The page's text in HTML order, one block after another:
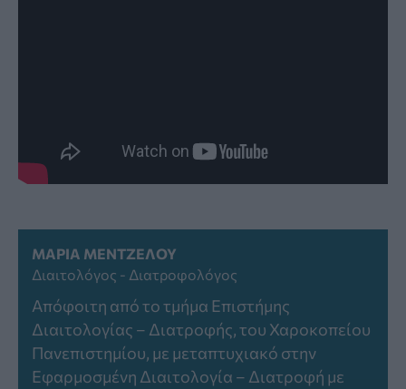
ΜΑΡΊΑ ΜΕΝΤΖΈΛΟΥ
Διαιτολόγος - Διατροφολόγος
Απόφοιτη από το τμήμα Επιστήμης
Διαιτολογίας – Διατροφής, του Χαροκοπείου
Πανεπιστημίου, με μεταπτυχιακό στην
Εφαρμοσμένη Διαιτολογία – Διατροφή με